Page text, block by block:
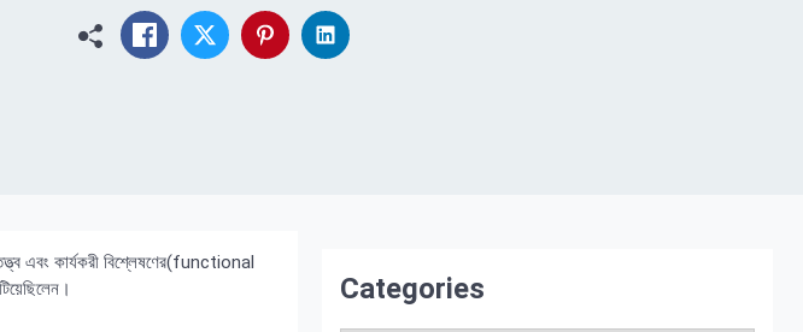
এবং কার্যকরী বিশ্লেষণের(functional
Categories